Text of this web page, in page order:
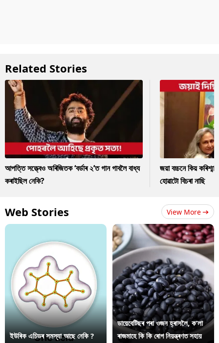
Related Stories
আপত্তি সত্ত্বেও অৰিজিতক ‘বৰ্ডাৰ ২’ত গান গাবলৈ বাধ্য
কৰাইছিল নেকি?
জয়া বচ্চনে কিয়
হোৱাটো বিচৰা নাছি
Web Stories View More
ইউৰিক এচিডৰ সমস্যা আছে নেকি ?
ডায়েবেটিছৰ পৰা ওজন হ্ৰাসলৈ, ক’লা
ৰাজমাহে কি কি ৰোগ নিয়ন্ত্ৰণত সহায়